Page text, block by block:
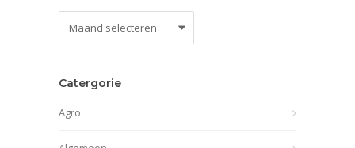
Catergorie
Agro